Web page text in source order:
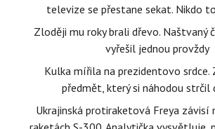
televize se přestane sekat. Nikdo
Zloději mu roky brali dřevo. Naštvaný
vyřešil jednou provždy
Kulka mířila na prezidentovo srdce.
předmět, který si náhodou strčil
Ukrajinská protiraketová Freya závisí